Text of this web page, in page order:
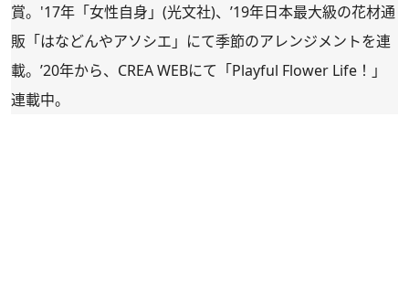
賞。'17年「女性自身」(光文社)、’19年日本最大級の花材通
販「はなどんやアソシエ 」にて季節のアレンジメントを連
載。’20年から、CREA WEBにて「Playful Flower Life！ 」
連載中。